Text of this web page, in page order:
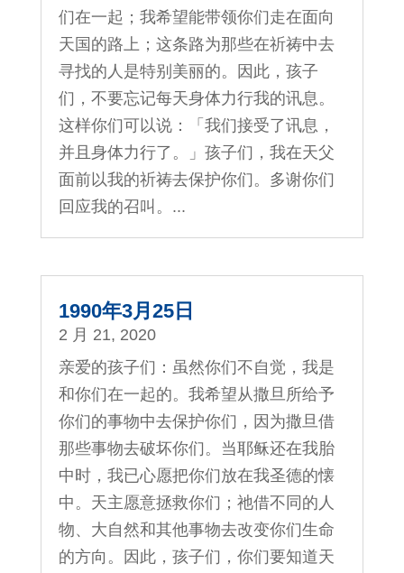
们在一起；我希望能带领你们走在面向
天国的路上；这条路为那些在祈祷中去
寻找的人是特别美丽的。因此，孩子
们，不要忘记每天身体力行我的讯息。
这样你们可以说：「我们接受了讯息，
并且身体力行了。」孩子们，我在天父
面前以我的祈祷去保护你们。多谢你们
回应我的召叫。...
1990年3月25日
2 月 21, 2020
亲爱的孩子们：虽然你们不自觉，我是
和你们在一起的。我希望从撒旦所给予
你们的事物中去保护你们，因为撒旦借
那些事物去破坏你们。当耶稣还在我胎
中时，我已心愿把你们放在我圣德的懐
中。天主愿意拯救你们；祂借不同的人
物、大自然和其他事物去改变你们生命
的方向。因此，孩子们，你们要知道天